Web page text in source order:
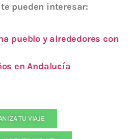
pueden interesar:
pueblo y alrededores con
en Andalucía
TU VIAJE